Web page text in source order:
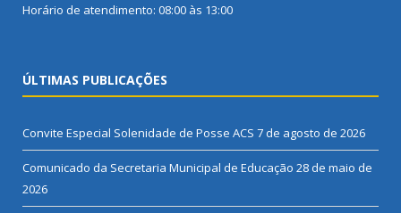
Horário de atendimento: 08:00 às 13:00
ÚLTIMAS PUBLICAÇÕES
Convite Especial Solenidade de Posse ACS 7 de agosto de 2026
Comunicado da Secretaria Municipal de Educação 28 de maio de
2026